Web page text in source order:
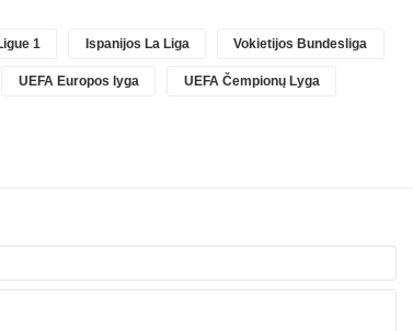
1 Ispanijos La Liga Vokietijos Bundesliga
UEFA Europos lyga UEFA Čempionų Lyga